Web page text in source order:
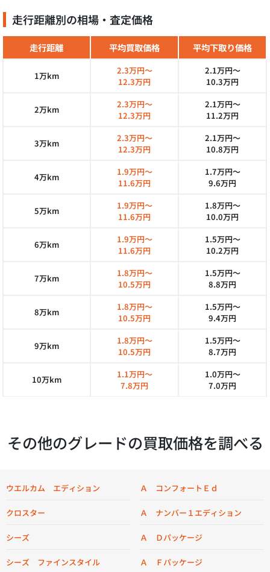
走行距離別の相場・査定価格
走行距離 平均買取価格 平均下取り価格
1万km
2.3万円～
12.3万円
2.1万円～
10.3万円
2万km
2.3万円～
12.3万円
2.1万円～
11.2万円
3万km
2.3万円～
12.3万円
2.1万円～
10.8万円
4万km
1.9万円～
11.6万円
1.7万円～
9.6万円
5万km
1.9万円～
11.6万円
1.8万円～
10.0万円
6万km
1.9万円～
11.6万円
1.5万円～
10.2万円
7万km
1.8万円～
10.5万円
1.5万円～
8.8万円
8万km
1.8万円～
10.5万円
1.5万円～
9.4万円
9万km
1.8万円～
10.5万円
1.5万円～
8.7万円
10万km
1.1万円～
7.8万円
1.0万円～
7.0万円
その他のグレードの買取価格を調べる
ウエルカム エディション
クロスター
シーズ
シーズ ファインスタイル
Ａ コンフォートＥｄ
Ａ ナンバー１エディション
Ａ Ｄパッケージ
Ａ Ｆパッケージ